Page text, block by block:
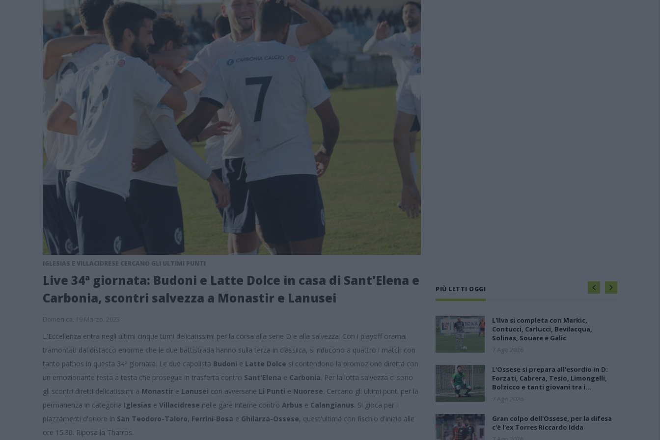
IGLESIAS E VILLACIDRESE CERCANO GLI ULTIMI PUNTI
Live 34ª giornata: Budoni e Latte Dolce in casa di Sant'Elena e
Carbonia, scontri salvezza a Monastir e Lanusei
Domenica, 19 Marzo, 2023
L'Eccellenza entra negli ultimi cinque turni delicatissimi per la corsa alla serie D e alla salvezza. Con i playoff oramai
tramontati dal distacco enorme che le due battistrada hanno sulla terza in classiica, si riducono a quattro i match con
tanto pathos in questa 34ª giornata. Le due capolista Budoni e Latte Dolce si contendono la promozione diretta con
un emozionante testa a testa che prosegue in trasferta contro Sant'Elena e Carbonia. Per la lotta salvezza ci sono
gli scontri diretti delicatissimi a Monastir e Lanusei con avversarie Li Punti e Nuorese. Cercano gli ultimi punti per la
permanenza in categoria Iglesias e Villacidrese nelle gare interne contro Arbus e Calangianus. Si gioca per i
piazzamenti d'onore in San Teodoro-Taloro, Ferrini-Bosa e Ghilarza-Ossese, quest'ultima con fischio d'inizio alle
ore 15.30. Riposa la Tharros.
PIÙ LETTI OGGI
L'Ilva si completa con Markic,
Contucci, Carlucci, Bevilacqua,
Solinas, Souare e Galic
7 Ago 2026
L'Ossese si prepara all'esordio in D:
Forzati, Cabrera, Tesio, Limongelli,
Bolzicco e tanti giovani tra i…
7 Ago 2026
Gran colpo dell'Ossese, per la difesa
c'è l'ex Torres Riccardo Idda